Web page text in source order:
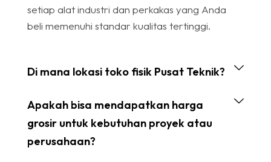
setiap alat industri dan perkakas yang Anda
beli memenuhi standar kualitas tertinggi.
Di mana lokasi toko fisik Pusat Teknik?
Apakah bisa mendapatkan harga
grosir untuk kebutuhan proyek atau
perusahaan?